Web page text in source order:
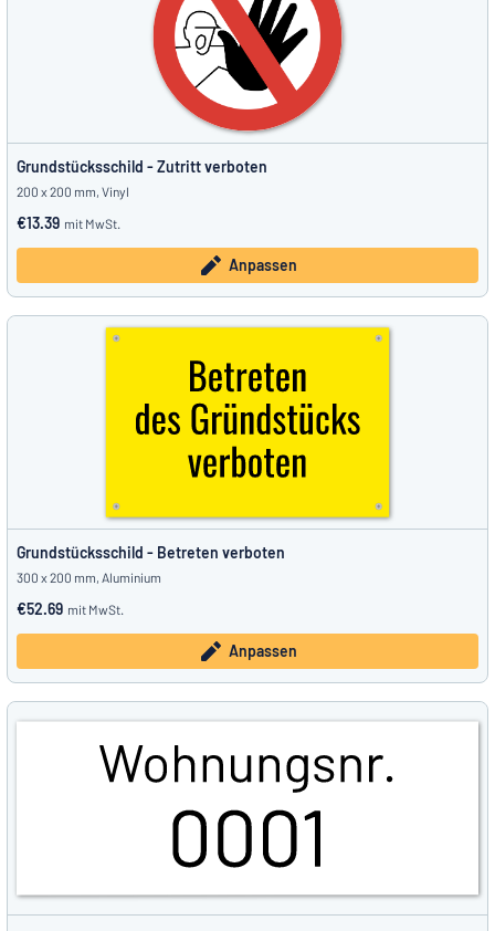
Grundstücksschild - Zutritt verboten
200 x 200 mm, Vinyl
€13.39 mit MwSt.
Anpassen
Grundstücksschild - Betreten verboten
300 x 200 mm, Aluminium
€52.69 mit MwSt.
Anpassen